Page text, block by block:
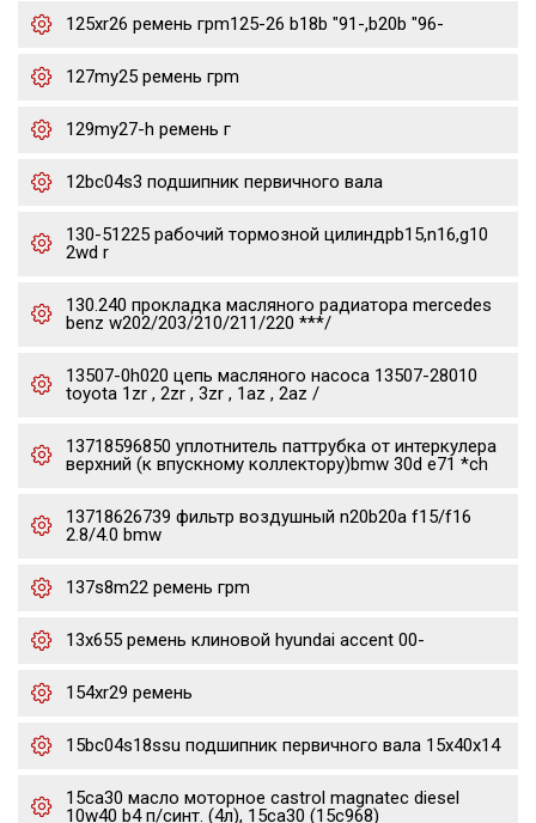
125xr26 ремень грm125-26 b18b "91-,b20b "96-
127my25 ремень грm
129my27-h ремень г
12bc04s3 подшипник первичного вала
130-51225 рабочий тормозной цилиндрb15,n16,g10
2wd r
130.240 прокладка масляного радиатора mercedes
benz w202/203/210/211/220 ***/
13507-0h020 цепь масляного насоса 13507-28010
toyota 1zr , 2zr , 3zr , 1az , 2az /
13718596850 уплотнитель паттрубка от интеркулера
верхний (к впускному коллектору)bmw 30d e71 *ch
13718626739 фильтр воздушный n20b20a f15/f16
2.8/4.0 bmw
137s8m22 ремень грm
13x655 ремень клиновой hyundai accent 00-
154xr29 ремень
15bc04s18ssu подшипник первичного вала 15x40x14
15ca30 масло моторное castrol magnatec diesel
10w40 b4 п/синт. (4л), 15ca30 (15c968)